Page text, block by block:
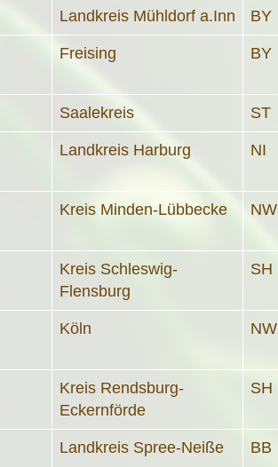
Landkreis Mühldorf a.Inn BY
Freising BY
Saalekreis ST
Landkreis Harburg NI
Kreis Minden-Lübbecke NW
Kreis Schleswig-
Flensburg
SH
Köln NW
Kreis Rendsburg-
Eckernförde
SH
Landkreis Spree-Neiße BB